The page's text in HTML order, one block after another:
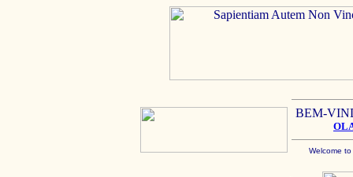
BEM-
Welcome